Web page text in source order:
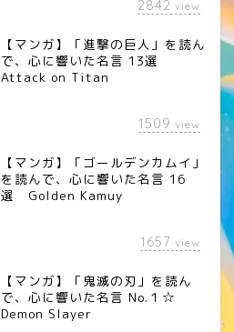
2842 view
【マンガ】「進撃の巨人」を読ん
で、心に響いた名言 13選
Attack on Titan
1509 view
【マンガ】「ゴールデンカムイ」
を読んで、心に響いた名言 16
選 Golden Kamuy
1657 view
【マンガ】「鬼滅の刃」を読ん
で、心に響いた名言 No.１☆
Demon Slayer